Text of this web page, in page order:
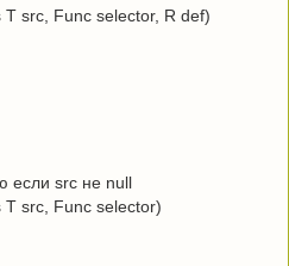
src, Func selector, R def)
если src не null
T src, Func selector)